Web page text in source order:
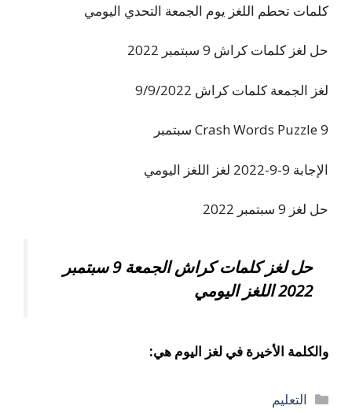
كلمات تحطم اللغز يوم الجمعة التحدي اليومي
حل لغز كلمات كراش 9 سبتمبر 2022
لغز الجمعة كلمات كراش 9/9/2022
Crash Words Puzzle 9 سبتمبر
الإجابة 9-9-2022 لغز اللغز اليومي
حل لغز 9 سبتمبر 2022
حل لغز كلمات كراش الجمعة 9 سبتمبر
2022 اللغز اليومي
والكلمة الأخيرة في لغز اليوم هي:
التصنيفات
التعليم